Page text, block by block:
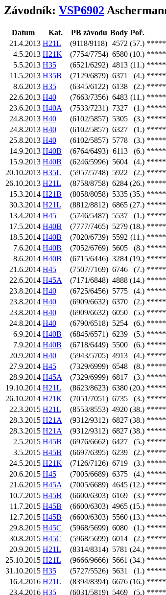
Závodník: VSP6902
Datum Kat. PB závodu Body Poř.
21.4.2013 H21L (9118/9118) 4572 (57.)
4.5.2013 H21K (7754/7754) 6580 (10.)
5.5.2013 H35 (6521/6292) 4813 (11.)
11.5.2013 H35B (7129/6879) 6371 (4.)
8.6.2013 H35 (6345/6122) 6138 (2.)
22.6.2013 H40 (7663/7356) 6483 (11.)
23.6.2013 H40A (7533/7231) 7327 (1.)
24.8.2013 H40 (6102/5857) 5305 (3.)
24.8.2013 H40 (6102/5857) 6327 (1.)
25.8.2013 H40 (6102/5857) 5778 (3.)
14.9.2013 H40B (6764/6493) 6113 (6.)
15.9.2013 H40B (6246/5996) 5604 (4.)
20.10.2013 H35L (5957/5748) 5922 (2.)
26.10.2013 H21L (8758/8758) 6284 (26.)
15.3.2014 H21B (8058/8058) 5335 (35.)
30.3.2014 H21L (8812/8812) 6865 (27.)
13.4.2014 H45 (5746/5487) 5537 (1.)
17.5.2014 H40B (7777/7465) 5279 (18.)
18.5.2014 H40B (7020/6739) 5592 (11.)
7.6.2014 H40B (7052/6769) 5605 (8.)
8.6.2014 H40B (6715/6446) 3284 (19.)
21.6.2014 H45 (7507/7169) 6746 (7.)
22.6.2014 H45A (7171/6848) 4888 (14.)
23.8.2014 H40 (6725/6456) 5775 (4.)
23.8.2014 H40 (6909/6632) 6370 (2.)
23.8.2014 H40 (6909/6632) 6050 (5.)
24.8.2014 H40 (6790/6518) 5254 (6.)
6.9.2014 H40B (6845/6571) 6239 (5.)
7.9.2014 H40B (6718/6449) 5500 (6.)
20.9.2014 H40 (5943/5705) 4913 (4.)
27.9.2014 H45 (7329/6999) 6548 (8.)
28.9.2014 H45A (7329/6999) 6817 (3.)
19.10.2014 H21L (8623/8623) 6380 (20.)
26.10.2014 H21K (7051/7051) 6735 (3.)
22.3.2015 H21L (8553/8553) 4920 (38.)
28.3.2015 H21A (9312/9312) 6827 (38.)
28.3.2015 H21A (9312/9312) 6827 (38.)
2.5.2015 H45B (6976/6662) 6427 (5.)
3.5.2015 H45B (6697/6395) 6239 (2.)
24.5.2015 H21K (7126/7126) 6719 (3.)
20.6.2015 H45 (7005/6689) 6375 (4.)
21.6.2015 H45A (7005/6689) 4645 (12.)
10.7.2015 H45B (6600/6303) 6169 (3.)
11.7.2015 H45B (6600/6303) 4965 (15.)
12.7.2015 H45B (6600/6303) 5560 (13.)
29.8.2015 H45C (5968/5699) 6080 (1.)
30.8.2015 H45C (5968/5699) 6014 (2.)
20.9.2015 H21L (8314/8314) 5781 (24.)
25.10.2015 H21L (9666/9666) 5661 (34.)
31.10.2015 H35 (5727/5526) 5631 (1.)
16.4.2016 H21L (8394/8394) 6676 (16.)
23.4.2016 H35 (6031/5819) 5469 (5.)